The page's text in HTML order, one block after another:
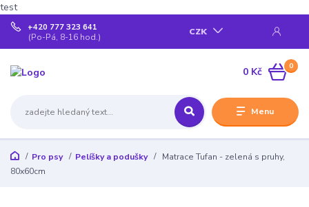
test
Menu
CZK
+420 777 323 641
(Po-Pá, 8-16 hod.)
0
0 Kč
Pro psy Pelíšky a podušky
Matrace Tufan - zelená s pruhy,
80x60cm